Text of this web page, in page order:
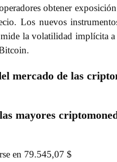
obtener
Los nuevos
la volatilidad implícita a
mercado de las
mayores
en 79.545,07 $